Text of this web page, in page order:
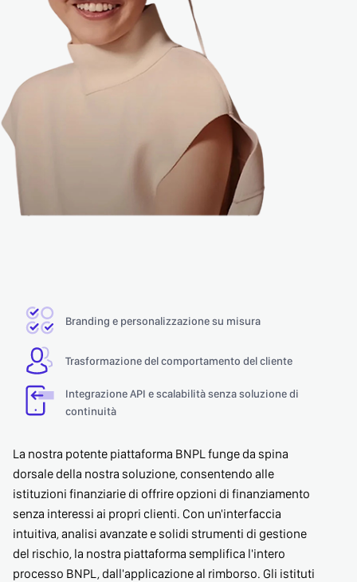
Branding e personalizzazione su misura
Trasformazione del comportamento del cliente
Integrazione API e scalabilità senza soluzione di
continuità
La nostra potente piattaforma BNPL funge da spina
dorsale della nostra soluzione, consentendo alle
istituzioni finanziarie di offrire opzioni di finanziamento
senza interessi ai propri clienti. Con un'interfaccia
intuitiva, analisi avanzate e solidi strumenti di gestione
del rischio, la nostra piattaforma semplifica l'intero
processo BNPL, dall'applicazione al rimborso. Gli istituti